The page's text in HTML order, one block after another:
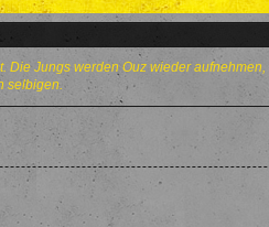
Jungs werden Ouz wieder
selbigen.